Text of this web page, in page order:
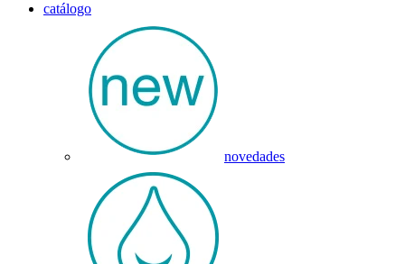
catálogo
novedades